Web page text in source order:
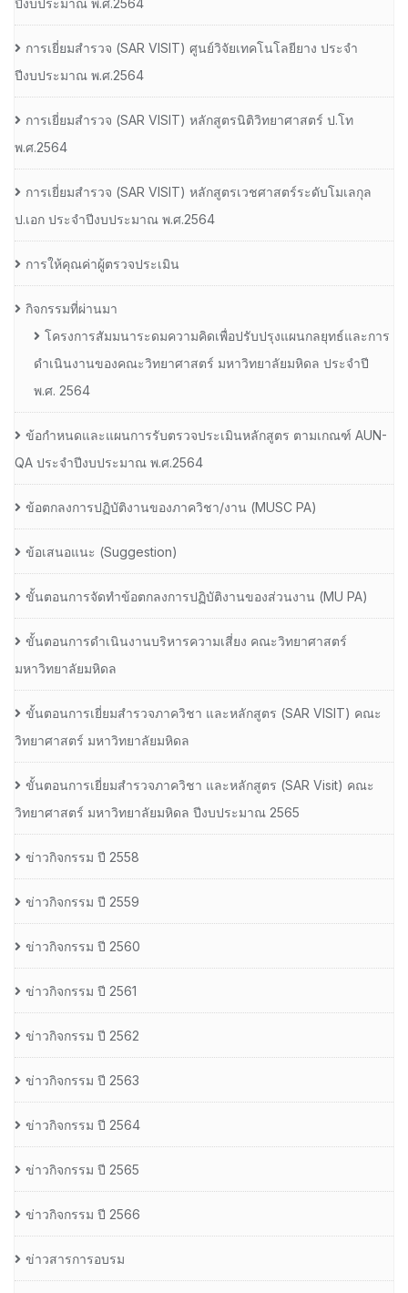
ปีงบประมาณ พ.ศ.2564
การเยี่ยมสํารวจ (SAR VISIT) ศูนย์วิจัยเทคโนโลยียาง ประจํา
ปีงบประมาณ พ.ศ.2564
การเยี่ยมสํารวจ (SAR VISIT) หลักสูตรนิติวิทยาศาสตร์ ป.โท
พ.ศ.2564
การเยี่ยมสํารวจ (SAR VISIT) หลักสูตรเวชศาสตร์ระดับโมเลกุล
ป.เอก ประจําปีงบประมาณ พ.ศ.2564
การให้คุณค่าผู้ตรวจประเมิน
กิจกรรมที่ผ่านมา
โครงการสัมมนาระดมความคิดเพื่อปรับปรุงแผนกลยุทธ์และการ
ดำเนินงานของคณะวิทยาศาสตร์ มหาวิทยาลัยมหิดล ประจำปี
พ.ศ. 2564
ข้อกำหนดและแผนการรับตรวจประเมินหลักสูตร ตามเกณฑ์ AUN-
QA ประจำปีงบประมาณ พ.ศ.2564
ข้อตกลงการปฏิบัติงานของภาควิชา/งาน (MUSC PA)
ข้อเสนอแนะ (Suggestion)
ขั้นตอนการจัดทำข้อตกลงการปฏิบัติงานของส่วนงาน (MU PA)
ขั้นตอนการดำเนินงานบริหารความเสี่ยง คณะวิทยาศาสตร์
มหาวิทยาลัยมหิดล
ขั้นตอนการเยี่ยมสำรวจภาควิชา และหลักสูตร (SAR VISIT) คณะ
วิทยาศาสตร์ มหาวิทยาลัยมหิดล
ขั้นตอนการเยี่ยมสำรวจภาควิชา และหลักสูตร (SAR Visit) คณะ
วิทยาศาสตร์ มหาวิทยาลัยมหิดล ปีงบประมาณ 2565
ข่าวกิจกรรม ปี 2558
ข่าวกิจกรรม ปี 2559
ข่าวกิจกรรม ปี 2560
ข่าวกิจกรรม ปี 2561
ข่าวกิจกรรม ปี 2562
ข่าวกิจกรรม ปี 2563
ข่าวกิจกรรม ปี 2564
ข่าวกิจกรรม ปี 2565
ข่าวกิจกรรม ปี 2566
ข่าวสารการอบรม